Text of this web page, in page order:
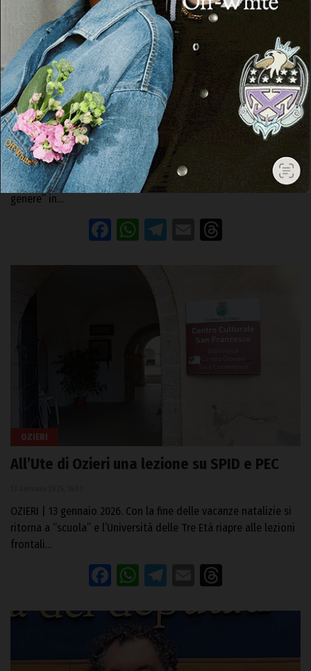
OZIERI
Ute Ozieri, lezione del dottor Antonio
Muscas sulla Medicina di genere
20 Gennaio 2026, 15:47
OZIERI | 20 gennaio 2026. Sarà il dottor Antonio Muscas a
condurre l’incontro pubblico dedicato alla “Medicina di
genere” in…
Facebook
WhatsApp
Telegram
Email
OZIERI
All’Ute di Ozieri una lezione su SPID e PEC
OZIERI | 13 gennaio 2026. Con la fine delle vacanze natalizie si
ritorna a “scuola” e l’Università delle Tre Età riapre alle lezioni
frontali…
Facebook
WhatsApp
Telegram
Email